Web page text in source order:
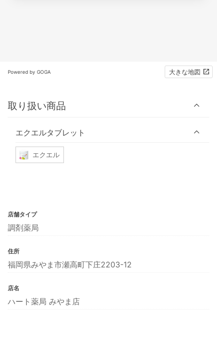
Powered by GOGA 大きな地図
取り扱い商品
エクエルタブレット
エクエル
店舗タイプ
調剤薬局
住所
福岡県みやま市瀬高町下庄2203-12
店名
ハート薬局 みやま店